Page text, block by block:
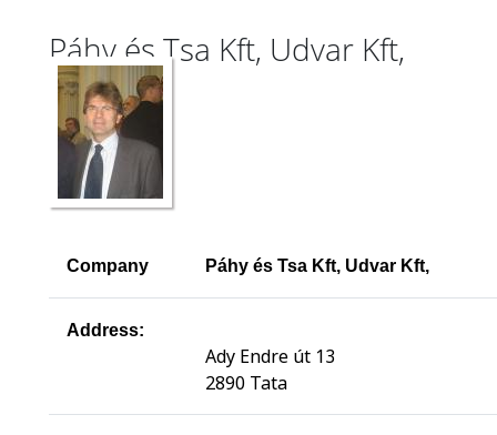
Páhy és Tsa Kft, Udvar Kft,
Company Páhy és Tsa Kft, Udvar Kft,
Address:
Ady Endre út 13
2890 Tata